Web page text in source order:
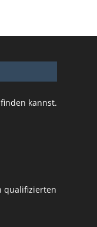
kannst.
qualifizierten